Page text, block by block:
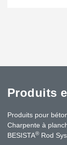
Produits
Produits pour
Charpente à
BESISTA® Rod